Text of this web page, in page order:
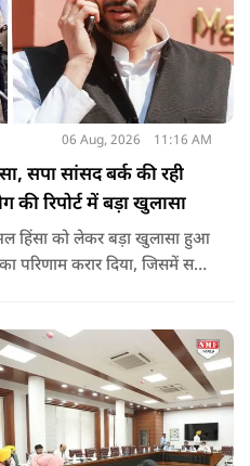
06 Aug, 2026 11:16 AM
सपा सांसद बर्क की रही
रिपोर्ट में बड़ा खुलासा
हिंसा को लेकर बड़ा खुलासा हुआ
परिणाम करार दिया, जिसमें सपा